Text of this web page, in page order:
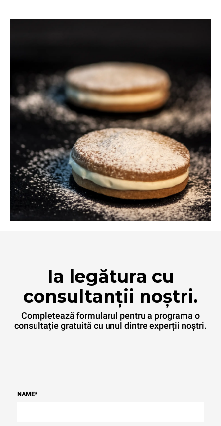
Ia legătura cu
consultanții noștri.
Completează formularul pentru a programa o
consultație gratuită cu unul dintre experții noștri.
NAME*